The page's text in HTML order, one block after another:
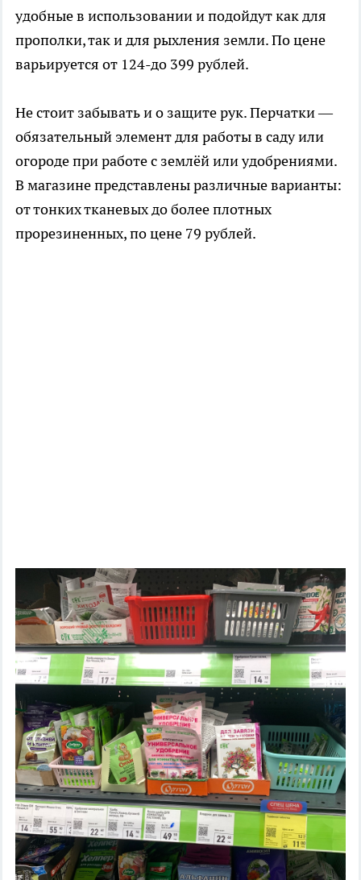
удобные в использовании и подойдут как для
прополки, так и для рыхления земли. По цене
варьируется от 124-до 399 рублей.
Не стоит забывать и о защите рук. Перчатки —
обязательный элемент для работы в саду или
огороде при работе с землёй или удобрениями.
В магазине представлены различные варианты:
от тонких тканевых до более плотных
прорезиненных, по цене 79 рублей.